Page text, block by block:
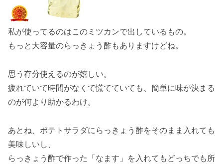
私が使ってるのはこのミツカンで出しているもの。
もっと大容量のらっきょう酢もありますけどね。
思う存分使えるのが嬉しい。
疲れていて時間がなくて慌てていても、簡単に味が決まる
のが何より助かるわけ。
あとね、ポテトサラダにらっきょう酢をそのまま入れても
美味しいし、
らっきょう酢で作った「なます」を入れてもどっちでも所